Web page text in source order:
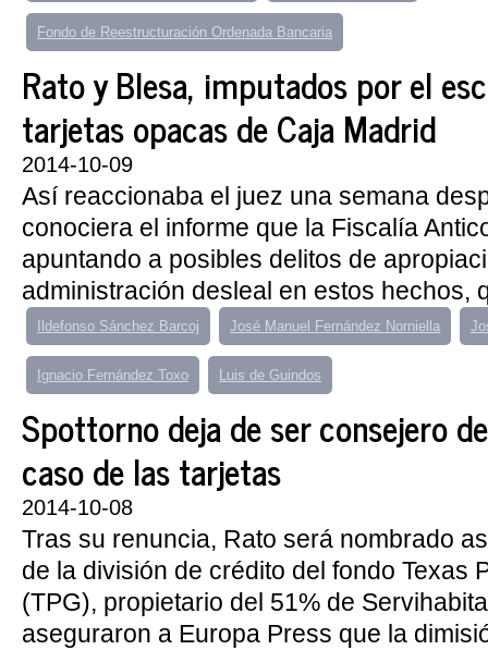
Fondo de Reestructuración Ordenada Bancaria
Rato y Blesa, imputados por el
tarjetas opacas de Caja Madrid
2014-10-09
Así reaccionaba el juez una semana
conociera el informe que la Fiscalía
apuntando a posibles delitos de
administración desleal en estos hechos,
Ildefonso Sánchez Barcoj José Manuel Fernández Norniella
Ignacio Fernández Toxo Luis de Guindos
Spottorno deja de ser consejero
caso de las tarjetas
2014-10-08
Tras su renuncia, Rato será nombrado
de la división de crédito del fondo Texas
(TPG), propietario del 51% de
aseguraron a Europa Press que la